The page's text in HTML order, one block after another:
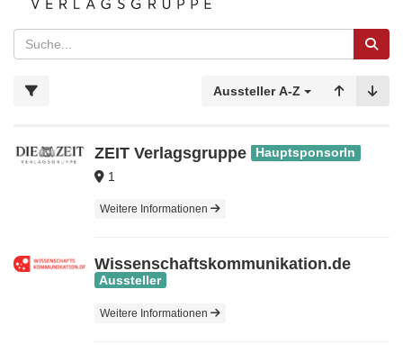
Aussteller A-Z
ZE‎‎‏‏‎IT Verlagsgruppe HauptsponsorIn
1
Weitere Informationen
Wissenschaftskommunikation.de
Aussteller
Weitere Informationen